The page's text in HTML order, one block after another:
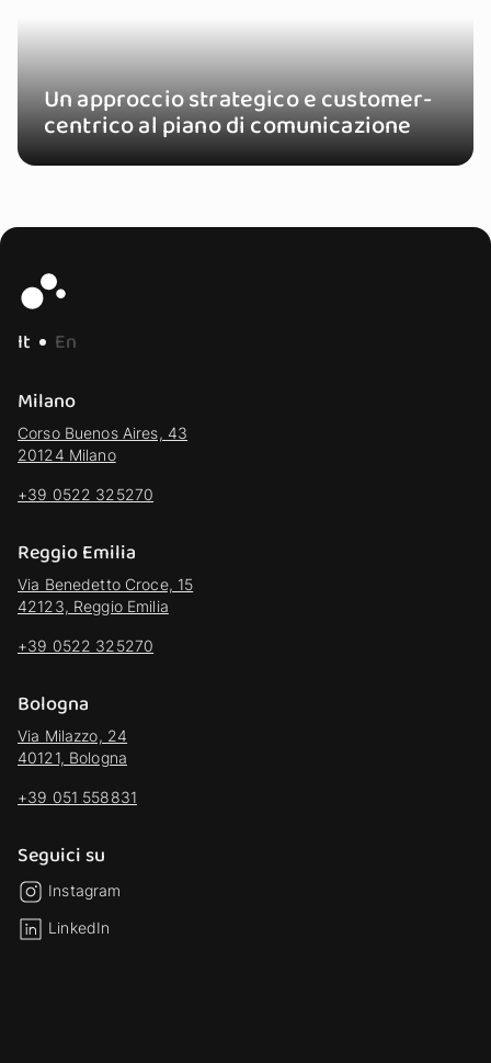
Un approccio strategico e customer-
centrico al piano di comunicazione
It
En
Milano
Corso Buenos Aires, 43
20124 Milano
+39 0522 325270
Reggio Emilia
Via Benedetto Croce, 15
42123, Reggio Emilia
+39 0522 325270
Bologna
Via Milazzo, 24
40121, Bologna
+39 051 558831
Seguici su
Instagram
LinkedIn